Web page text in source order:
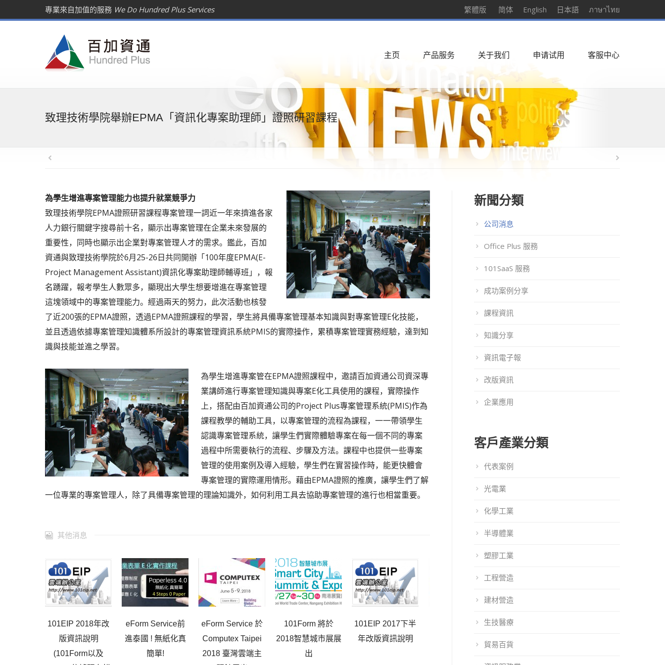
專業來自加值的服務 We Do Hundred Plus Services 繁體版 简体 English 日本語 ภาษาไทย
主页 产品服务 关于我们 申请试用 客服中心
致理技術學院舉辦EPMA「資訊化專案助理師」證照研習課程
為學生增進專案管理能力也提升就業競爭力
致理技術學院EPMA證照研習課程專案管理一詞近一年來擠進各家
人力銀行關鍵字搜尋前十名，顯示出專案管理在企業未來發展的
重要性，同時也顯示出企業對專案管理人才的需求。鑑此，百加
資通與致理技術學院於6月25-26日共同開辦「100年度EPMA(E-
Project Management Assistant)資訊化專案助理師輔導班」，報
名踴躍，報考學生人數眾多，顯現出大學生想要增進在專案管理
這塊領域中的專案管理能力。經過兩天的努力，此次活動也核發
了近200張的EPMA證照，透過EPMA證照課程的學習，學生將具備專案管理基本知識與對專案管理E化技能，
並且透過依據專案管理知識體系所設計的專案管理資訊系統PMIS的實際操作，累積專案管理實務經驗，達到知
識與技能並進之學習。
為學生增進專案管在EPMA證照課程中，邀請百加資通公司資深專
業講師進行專案管理知識與專案E化工具使用的課程，實際操作
上，搭配由百加資通公司的Project Plus專案管理系統(PMIS)作為
課程教學的輔助工具，以專案管理的流程為課程，一一帶領學生
認識專案管理系統，讓學生們實際體驗專案在每一個不同的專案
過程中所需要執行的流程、步驟及方法。課程中也提供一些專案
管理的使用案例及導入經驗，學生們在實習操作時，能更快體會
專案管理的實際運用情形。藉由EPMA證照的推廣，讓學生們了解
一位專業的專案管理人，除了具備專案管理的理論知識外，如何利用工具去協助專案管理的進行也相當重要。
其他消息
101EIP 2018年改
版資訊說明
(101Form以及
eForm Service前
進泰國 ! 無紙化真
簡單!
eForm Service 於
Computex Taipei
2018 臺灣雲端主
101Form 將於
2018智慧城市展展
出
101EIP 2017下半
年改版資訊說明
eForm Service將
101EIP 2017上半
新聞分類
公司消息
Office Plus 服務
101SaaS 服務
成功案例分享
課程資訊
知識分享
資訊電子報
改版資訊
企業應用
客戶產業分類
代表案例
光電業
化學工業
半導體業
塑膠工業
工程營造
建材營造
生技醫療
貿易百貨